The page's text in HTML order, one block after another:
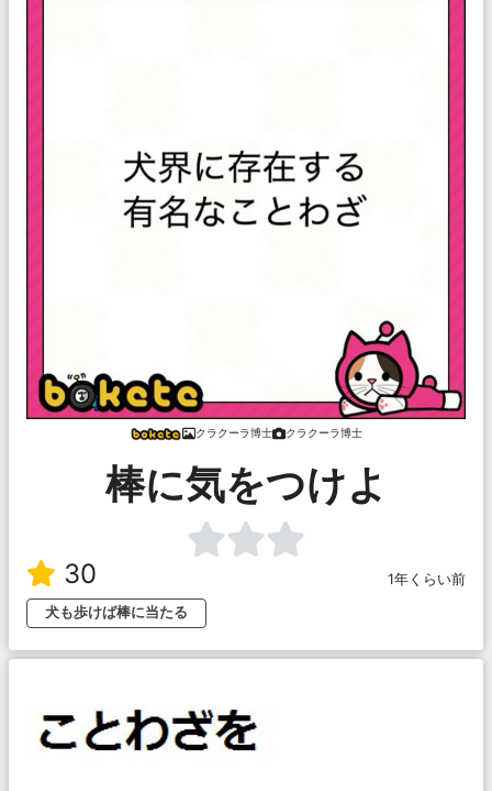
クラクーラ博士 クラクーラ博士
棒に気をつけよ
30
1年くらい前
犬も歩けば棒に当たる